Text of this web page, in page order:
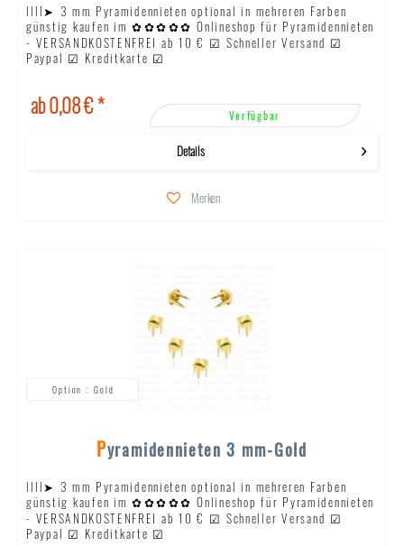
llll➤ 3 mm Pyramidennieten optional in mehreren Farben
günstig kaufen im ✿✿✿✿✿ Onlineshop für Pyramidennieten
- VERSANDKOSTENFREI ab 10 € ☑ Schneller Versand ☑
Paypal ☑ Kreditkarte ☑
ab 0,08 € * Verfügbar
Details
Merken
Gold
Pyramidennieten 3 mm-Gold
llll➤ 3 mm Pyramidennieten optional in mehreren Farben
günstig kaufen im ✿✿✿✿✿ Onlineshop für Pyramidennieten
- VERSANDKOSTENFREI ab 10 € ☑ Schneller Versand ☑
Paypal ☑ Kreditkarte ☑